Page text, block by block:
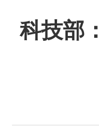
科技部